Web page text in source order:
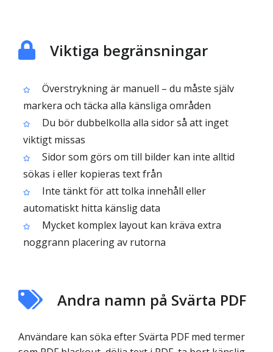
Viktiga begränsningar
Överstrykning är manuell – du måste själv
markera och täcka alla känsliga områden
Du bör dubbelkolla alla sidor så att inget
viktigt missas
Sidor som görs om till bilder kan inte alltid
sökas i eller kopieras text från
Inte tänkt för att tolka innehåll eller
automatiskt hitta känslig data
Mycket komplex layout kan kräva extra
noggrann placering av rutorna
Andra namn på Svärta PDF
Användare kan söka efter Svärta PDF med termer